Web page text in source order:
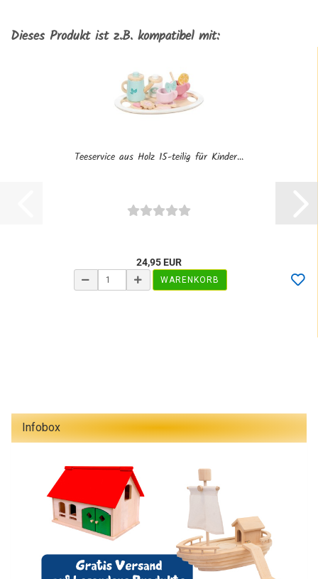
Dieses Produkt ist z.B. kompatibel mit:
Teeservice aus Holz 15-teilig für Kinder...
24,95 EUR
WARENKORB
Infobox